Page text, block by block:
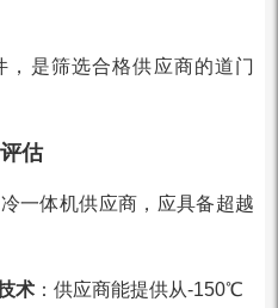
，是筛选合格供应商的道门
估
一体机供应商，应具备超越
术：供应商能提供从-150℃